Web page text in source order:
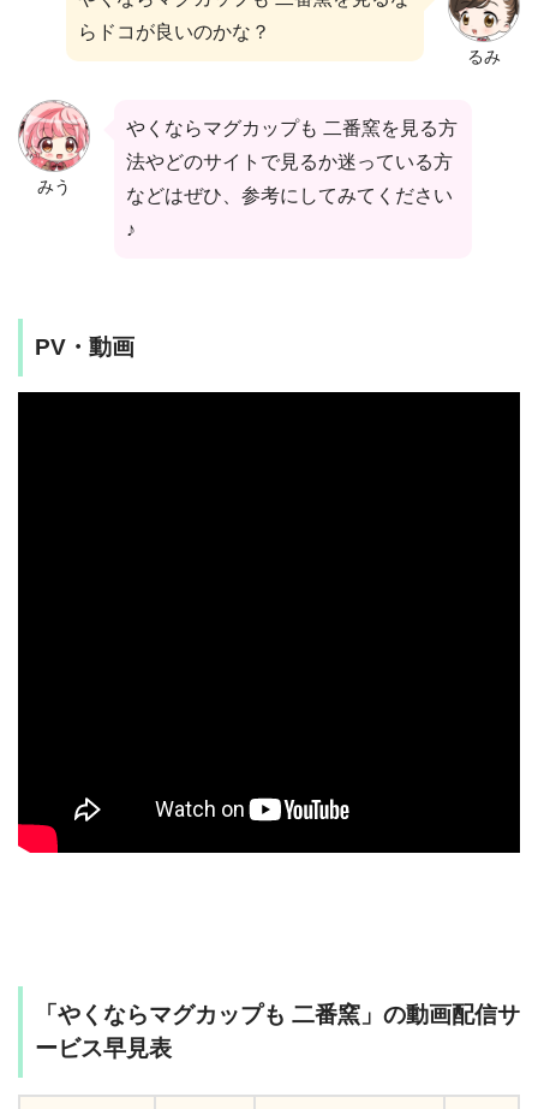
るみ
らドコが良いのかな？
みう
やくならマグカップも 二番窯を見る方
法やどのサイトで見るか迷っている方
などはぜひ、参考にしてみてください
♪
PV・動画
「やくならマグカップも 二番窯」の動画配信サ
ービス早見表